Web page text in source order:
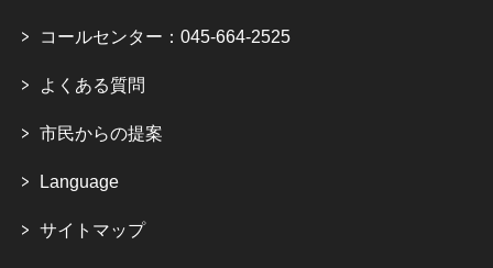
コールセンター：045-664-2525
よくある質問
市民からの提案
Language
サイトマップ